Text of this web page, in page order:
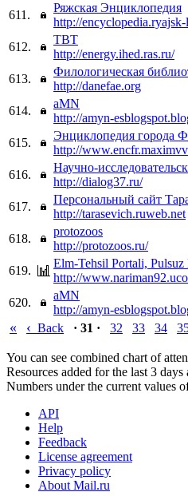
611.
Ряжская Энциклопедия
http://
612.
ТВТ
http://energy.ihed.ras.ru/
613.
Филологическая
http://danefae.org
614.
aMN
http://amyn-
615.
Энциклопедия города
http://
616.
Научно-
http://dialog37.ru/
617.
Персональный сайт
http://tarasevich.ruweb.net
618.
protozoos
http://protozoos.ru/
619.
Elm-Tehsil Portali, Pulsuz
http://
620.
aMN
http://amyn-
« ‹ Back · 31 · 32 33 34
You can see combined chart of
Resources added for the last 3
Numbers under the current values
API
Help
Feedback
License agreement
Privacy policy
About Mail.ru